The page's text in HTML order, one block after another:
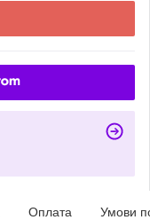
Оплата Умови